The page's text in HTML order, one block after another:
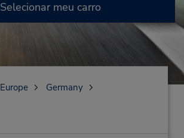
Selecionar meu carro
Europe
Germany